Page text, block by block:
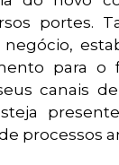
portes.
negócio,
para
canais
processos